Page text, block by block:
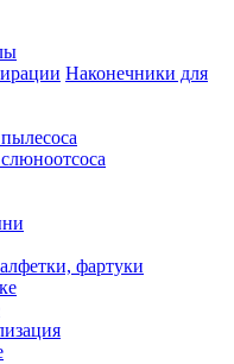
Наконечники для
фартуки